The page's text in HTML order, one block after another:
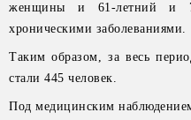
женщины и 61-летний и
хроническими заболеваниями.
Таким образом, за весь
стали 445 человек.
Под медицинским